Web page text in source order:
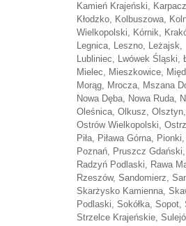
Kamień Krajeński,
Kłodzko, Kolbuszowa,
Wielkopolski, Kórnik,
Legnica, Leszno, Leżajsk,
Lubliniec, Lwówek Śląski,
Mielec, Mieszkowice,
Morąg, Mrocza, Mszana
Nowa Dęba, Nowa Ruda,
Oleśnica, Olkusz,
Ostrów Wielkopolski,
Piła, Piława Górna,
Poznań, Pruszcz
Radzyń Podlaski, Rawa
Rzeszów, Sandomierz,
Skarżysko Kamienna,
Podlaski, Sokółka,
Strzelce Krajeńskie,